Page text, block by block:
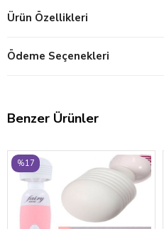
Ürün Özellikleri
Ödeme Seçenekleri
Benzer Ürünler
%17